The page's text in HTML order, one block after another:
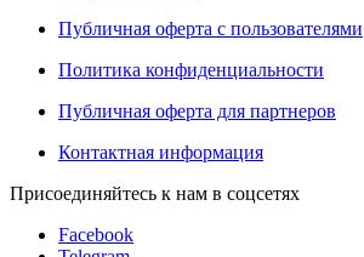
Публичная оферта с пользователями
Политика конфиденциальности
Публичная оферта для партнеров
Контактная информация
Присоединяйтесь к нам в соцсетях
Facebook